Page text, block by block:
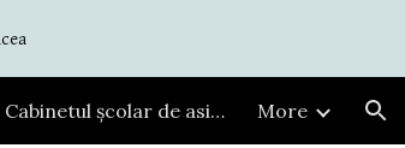
CSAP - Cabinetul școlar de asistență psihopedagogică More